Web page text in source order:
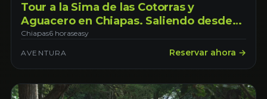
Tour a la Sima de las Cotorras y
Aguacero en Chiapas. Saliendo desde
Tuxtla Gutiérrez
Chiapas6 horaseasy
AVENTURA Reservar ahora →